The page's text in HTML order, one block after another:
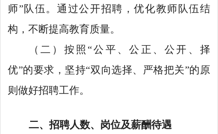
师”队伍。通过公开招聘，优化教师队伍结
构，不断提高教育质量。
（二）按照“公平、公正、公开、择
优”的要求，坚持“双向选择、严格把关”的原
则做好招聘工作。
二、招聘人数、岗位及薪酬待遇